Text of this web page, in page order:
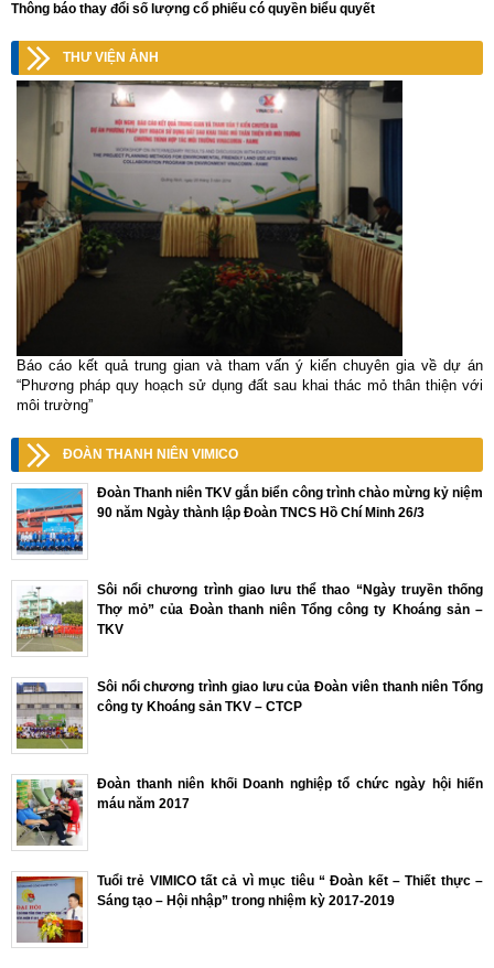
Thông báo thay đổi số lượng cổ phiếu có quyền biểu quyết
THƯ VIỆN ẢNH
Báo cáo kết quả trung gian và tham vấn ý kiến chuyên gia về dự án
“Phương pháp quy hoạch sử dụng đất sau khai thác mỏ thân thiện với
môi trường”
ĐOÀN THANH NIÊN VIMICO
Đoàn Thanh niên TKV gắn biển công trình chào mừng kỷ niệm
90 năm Ngày thành lập Đoàn TNCS Hồ Chí Minh 26/3
Sôi nổi chương trình giao lưu thể thao “Ngày truyền thống
Thợ mỏ” của Đoàn thanh niên Tổng công ty Khoáng sản –
TKV
Sôi nổi chương trình giao lưu của Đoàn viên thanh niên Tổng
công ty Khoáng sản TKV – CTCP
Đoàn thanh niên khối Doanh nghiệp tổ chức ngày hội hiến
máu năm 2017
Tuổi trẻ VIMICO tất cả vì mục tiêu “ Đoàn kết – Thiết thực –
Sáng tạo – Hội nhập” trong nhiệm kỳ 2017-2019